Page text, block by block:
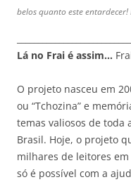
belos quanto este entardecer!
Lá no Frai é assim…
O projeto nasceu em
ou “Tchozina” e
temas valiosos de toda
Brasil. Hoje, o projeto
milhares de leitores
só é possível com a